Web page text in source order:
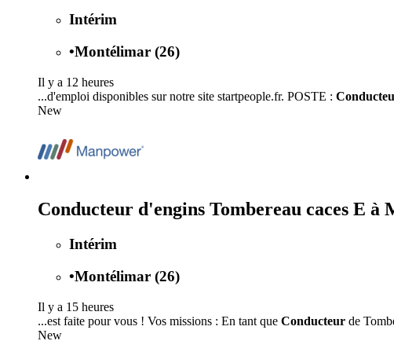
Intérim
•Montélimar (26)
Il y a 12 heures
...d'emploi disponibles sur notre site startpeople.fr. POSTE :
New
Conducteur d'engins Tombereau caces E
Intérim
•Montélimar (26)
Il y a 15 heures
...est faite pour vous ! Vos missions : En tant que Conducteur de
New